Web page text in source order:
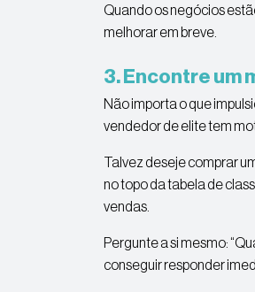
Quando os negócios
melhorar em breve.
3. Encontre um
Não importa o que
vendedor de elite tem
Talvez deseje comprar
no topo da tabela de
vendas.
Pergunte a si mesmo:
conseguir responder